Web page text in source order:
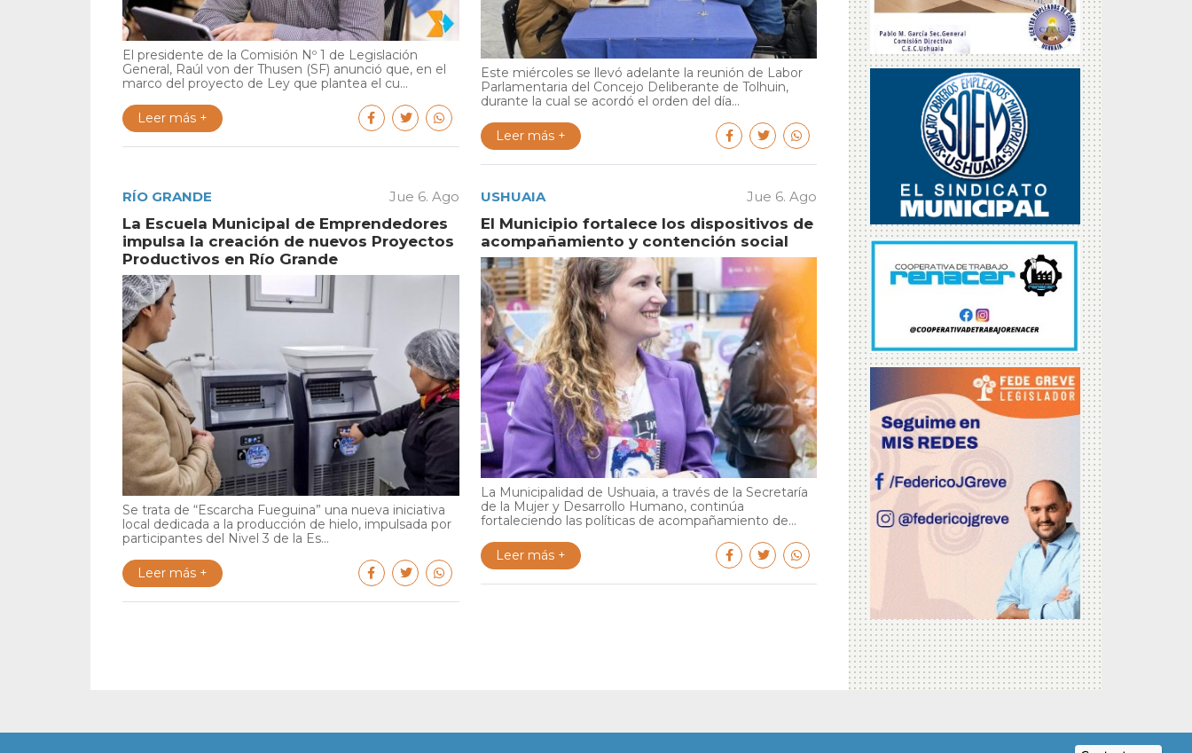
El presidente de la Comisión Nº 1 de Legislación
General, Raúl von der Thusen (SF) anunció que, en el
marco del proyecto de Ley que plantea el cu...
Leer más +
Este miércoles se llevó adelante la reunión de Labor
Parlamentaria del Concejo Deliberante de Tolhuin,
durante la cual se acordó el orden del día...
Leer más +
RÍO GRANDE Jue 6. Ago
La Escuela Municipal de Emprendedores
impulsa la creación de nuevos Proyectos
Productivos en Río Grande
Se trata de “Escarcha Fueguina” una nueva iniciativa
local dedicada a la producción de hielo, impulsada por
participantes del Nivel 3 de la Es...
Leer más +
USHUAIA Jue 6. Ago
El Municipio fortalece los dispositivos de
acompañamiento y contención social
La Municipalidad de Ushuaia, a través de la Secretaría
de la Mujer y Desarrollo Humano, continúa
fortaleciendo las políticas de acompañamiento de...
Leer más +